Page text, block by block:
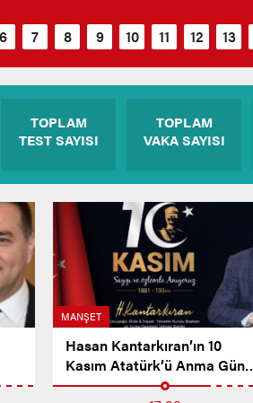
TOPLAM
TEST SAYISI
TOPLAM
VAKA SAYISI
MANŞET
Hasan Kantarkıran’ın 10
Kasım Atatürk’ü Anma Günü
Mesajı